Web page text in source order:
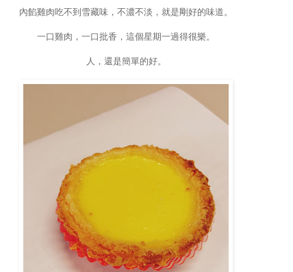
內餡雞肉吃不到雪藏味，不濃不淡，就是剛好的味道。
一口雞肉，一口批香，這個星期一過得很樂。
人，還是簡單的好。